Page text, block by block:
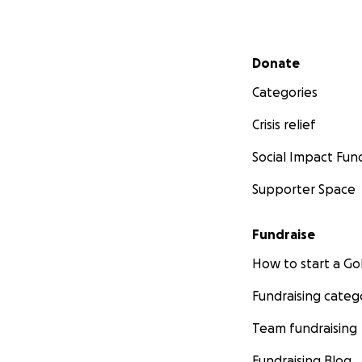
Secondary menu
Donate
Categories
Crisis relief
Social Impact
Supporter Space
Fundraise
How to start a
Fundraising
Team fundraising